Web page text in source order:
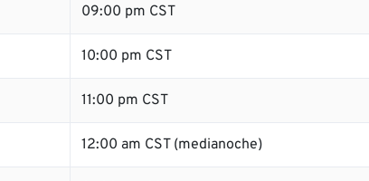
09:00 pm CST
10:00 pm CST
11:00 pm CST
12:00 am CST (medianoche)